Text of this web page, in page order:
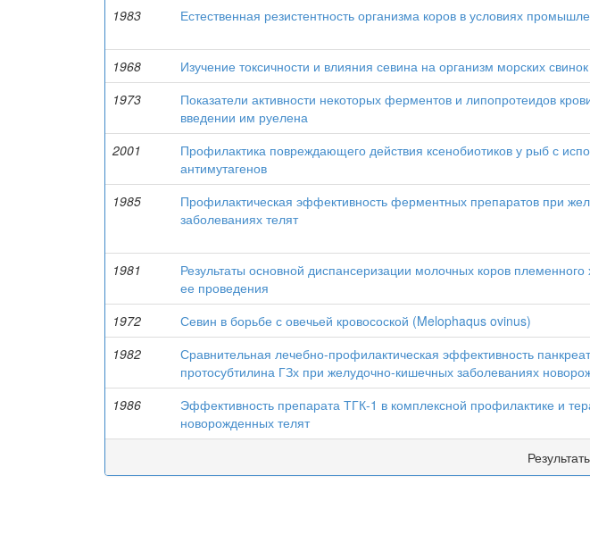
1983
Естественная резистентность организма коров в условиях
1968
Изучение токсичности и влияния севина на организм морских свинок
1973
Показатели активности некоторых ферментов и липопротеидов
введении им руелена
2001
Профилактика повреждающего действия ксенобиотиков у рыб с
антимутагенов
1985
Профилактическая эффективность ферментных препаратов при
заболеваниях телят
1981
Результаты основной диспансеризации молочных коров племенного
ее проведения
1972
Севин в борьбе с овечьей кровосоской (Melophaqus ovinus)
1982
Сравнительная лечебно-профилактическая эффективность
протосубтилина ГЗх при желудочно-кишечных заболеваниях
1986
Эффективность препарата ТГК-1 в комплексной профилактике и
новорожденных телят